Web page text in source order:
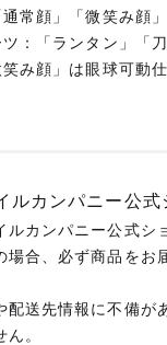
常顔」「微笑み顔」
：「ランタン」「
笑み顔」は眼球可動
ルカンパニー公式
ルカンパニー公式シ
場合、必ず商品をお
送先情報に不備が
。